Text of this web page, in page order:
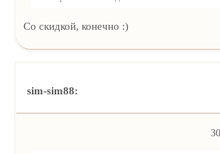
Со скидкой, конечно :)
sim-sim88: